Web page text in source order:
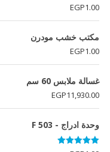
EGP1.00
مكتب خشب مودرن
EGP1.00
غسالة ملابس 60 سم
EGP11,930.00
وحدة ادراج - F 503